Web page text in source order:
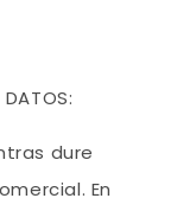
DATOS:
dure
En